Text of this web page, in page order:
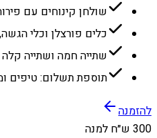
שולחן קינוחים עם
כלים פורצלן וכלי
שתייה חמה ושתייה
תוספת תשלום: טיפים
להזמנה
300 ש״ח למנה